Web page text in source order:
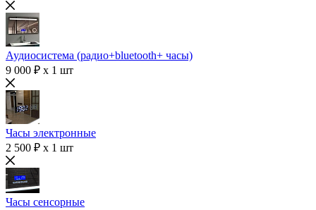
Аудиосистема (радио+bluetooth+ часы)
9 000 ₽ x 1 шт
Часы электронные
2 500 ₽ x 1 шт
Часы сенсорные